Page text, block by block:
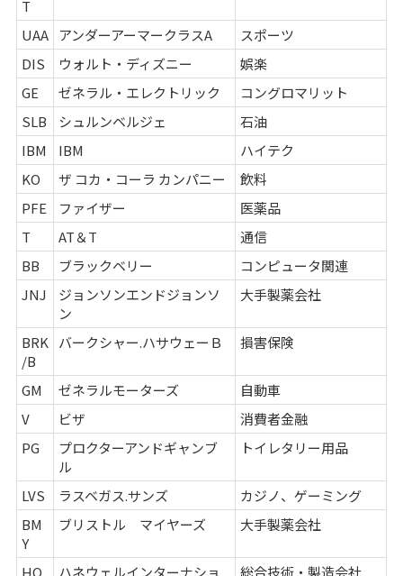
T
UAA
アンダーアーマークラスA
スポーツ
DIS
ウォルト・ディズニー
娯楽
GE
ゼネラル・エレクトリック
コングロマリット
SLB
シュルンベルジェ
石油
IBM
IBM
ハイテク
KO
ザ コカ・コーラ カンパニー
飲料
PFE
ファイザー
医薬品
T
AT＆T
通信
BB
ブラックベリー
コンピュータ関連
JNJ
ジョンソンエンドジョンソ
ン
大手製薬会社
BRK
/B
バークシャー.ハサウェーＢ 損害保険
GM ゼネラルモーターズ
自動車
V
ビザ
消費者金融
PG
プロクターアンドギャンブ
ル
トイレタリー用品
LVS ラスベガス.サンズ
カジノ、ゲーミング
BM
Y
ブリストル マイヤーズ 大手製薬会社
HO
ハネウェルインターナショ
総合技術・製造会社